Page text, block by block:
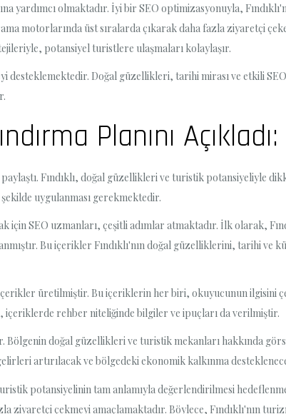
yardımcı olmaktadır. İyi bir SEO optimizasyonuyla,
motorlarında üst sıralarda çıkarak daha fazla ziyaretçi
potansiyel turistlere ulaşmaları kolaylaşır.
Doğal güzellikleri, tarihi mirası ve etkili SEO
Planını
paylaştı. Fındıklı, doğal güzellikleri ve turistik potansiyeliyle
uygulanması gerekmektedir.
için SEO uzmanları, çeşitli adımlar atmaktadır. İlk olarak,
Bu içerikler Fındıklı'nın doğal güzelliklerini, tarihi
üretilmiştir. Bu içeriklerin her biri, okuyucunun ilgisini
içeriklerde rehber niteliğinde bilgiler ve ipuçları da verilmiştir.
Bölgenin doğal güzellikleri ve turistik mekanları hakkında
artırılacak ve bölgedeki ekonomik kalkınma
potansiyelinin tam anlamıyla değerlendirilmesi
ziyaretçi çekmeyi amaçlamaktadır. Böylece, Fındıklı'nın